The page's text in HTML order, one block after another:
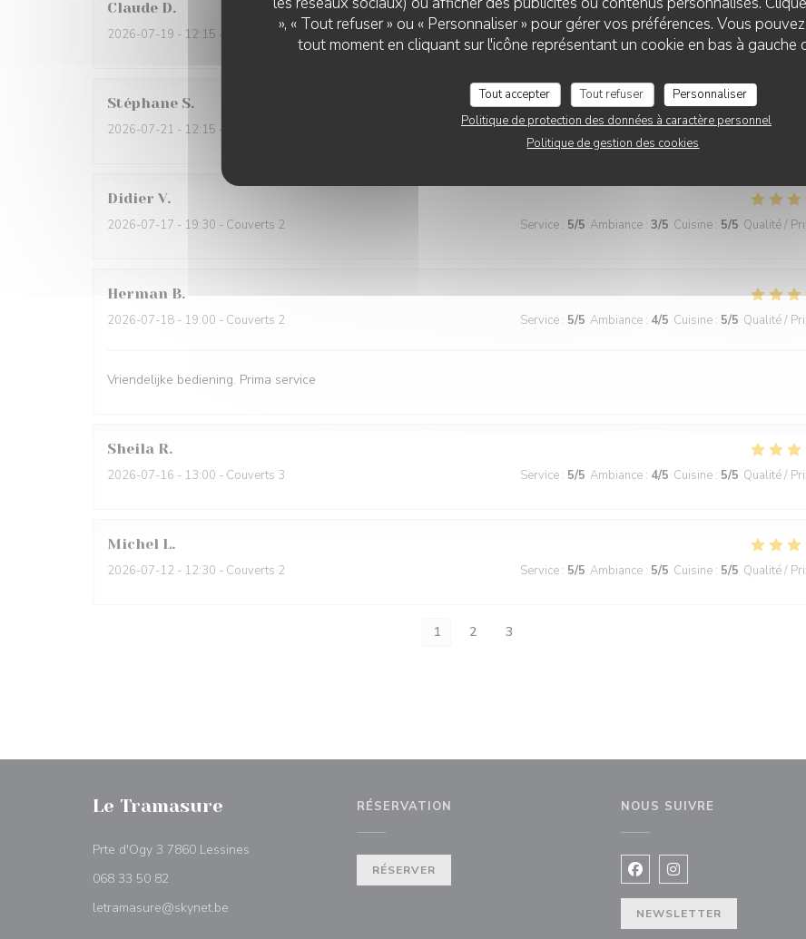
», « Tout refuser » ou « Personnaliser » pour gérer vos préférences. Vous
tout moment en cliquant sur l'icône représentant un cookie en bas à gauche
Tout accepter Tout refuser
Personnaliser
Politique de protection des données à caractère personnel
Politique de gestion des cookies
Claude D
2026-07-19 - 12:15 - Couverts 2 Service :5/5 Ambiance :4 /5 Cuisine 5 /5 Qualité /
Stéphane S
2026-07-21 - 12:15 - Couverts 2 Service:5/5 Ambiance:5/5 Cuisine: 5/5 Qualité / Prix
Didier V
2026-07-17 - 19:30 - Couverts 2 Service : 5/5 Ambiance : 3/5 Cuisine : 5/5 Qualité /
Herman B
2026-07-18 - 19:00 - Couverts 2 Service : 5/5 Ambiance : 4/5 Cuisine : 5/5 Qualité /
Vriendelijke bediening. Prima service
Sheila R
2026-07-16 - 13:00 - Couverts 3 Service : 5/5 Ambiance : 4/5 Cuisine : 5/5 Qualité /
Michel L
2026-07-12 - 12:30 - Couverts 2 Service : 5/5 Ambiance : 5/5 Cuisine : 5/5 Qualité /
1 2 3
Le Tramasure
Prte d'Ogy 3 7860 Lessines
068 33 50 82
letramasure@skynet.be
RÉSERVATION
RÉSERVER
NOUS SUIVRE
Facebook ((ouvre une
Instagram ((ouvre
NEWSLETTER